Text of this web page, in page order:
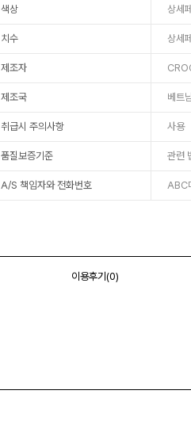
색상 상세
치수 상세
제조자
제조국 베트
취급시 주의사항 사용
품질보증기준 관련
A/S 책임자와 전화번호 ABC
이용후기(0)